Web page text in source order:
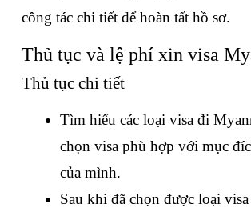
công tác chi tiết để hoàn tất hồ sơ.
Thủ tục và lệ phí xin visa
Thủ tục chi tiết
Tìm hiểu các loại visa đi
chọn visa phù hợp với mục
của mình.
Sau khi đã chọn được loại